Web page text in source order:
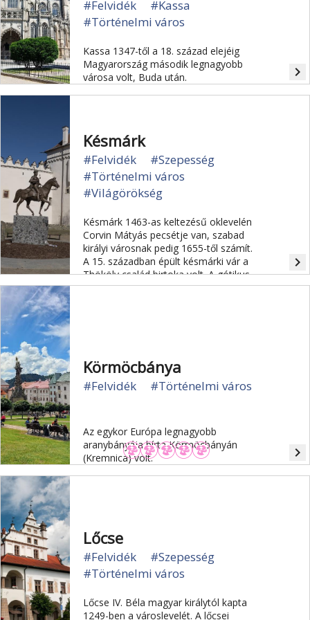
#Felvidék
#Kassa
#Történelmi város
Kassa 1347-től a 18. század elejéig
Magyarország második legnagyobb
városa volt, Buda után.
navigate_next
Késmárk
#Felvidék
#Szepesség
#Történelmi város
#Világörökség
Késmárk 1463-as keltezésű oklevelén
Corvin Mátyás pecsétje van, szabad
királyi városnak pedig 1655-től számít.
A 15. században épült késmárki vár a
Thököly család birtoka volt. A gótikus
várkápolnában láthatóak a Thökölyek
navigate_next
Körmöcbánya
#Felvidék #Történelmi város
Az egykor Európa legnagyobb
aranybányája bírta Körmöcbányán
(Kremnica) volt.
navigate_next
Lőcse
#Felvidék
#Szepesség
#Történelmi város
Lőcse IV. Béla magyar királytól kapta
1249-ben a városlevelét. A lőcsei